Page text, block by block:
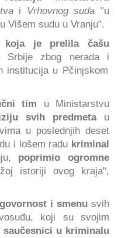
i Vrhovnog suda "u
Višem sudu u Vranju".
je prelila čašu
Srbije zbog nerada i
institucija u Pčinjskom
tim u Ministarstvu
svih predmetau
u poslednjih deset
i lošem radu kriminal
poprimio ogromne
istoriji ovog kraja",
i smenusvih
koji su svojim
saučesnici u kriminalu